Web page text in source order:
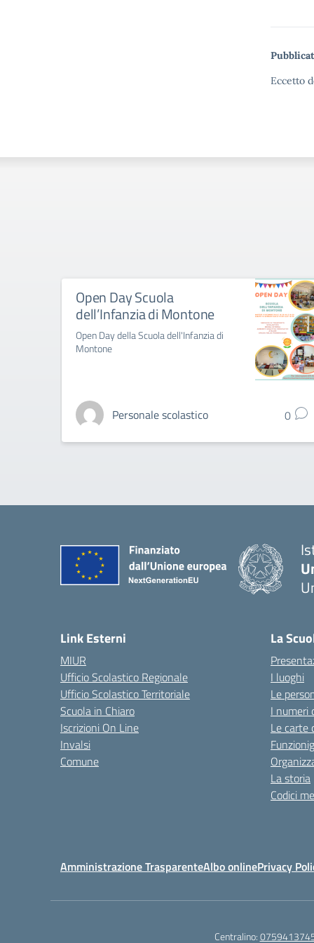
Eccetto
Open Day Scuola
dell’Infanzia di Montone
Open Day della Scuola dell'Infanzia di
Montone
Personale scolastico 0
Link Esterni
MIUR
Ufficio Scolastico Regionale
Ufficio Scolastico Territoriale
Scuola in Chiaro
Iscrizioni On Line
Invalsi
Comune
La
I luoghi
Le
I numeri
Le carte
La storia
Codici
Amministrazione TrasparenteAlbo onlinePrivacy
Centralino: